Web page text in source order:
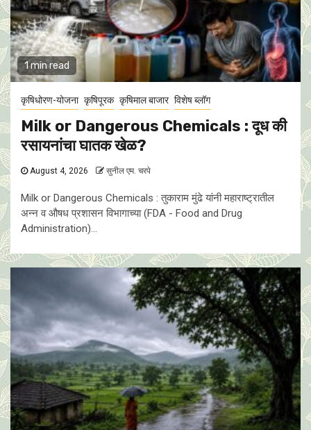
1 min read
कृषिधोरण-योजना कृषिपूरक कृषिमाल बाजार विशेष ब्लॉग
Milk or Dangerous Chemicals : दूध की
रसायनांचा घातक खेळ?
August 4, 2026 सुनील एम. चरपे
Milk or Dangerous Chemicals : तुकाराम मुंढे यांनी महाराष्ट्रातील
अन्न व औषध प्रशासन विभागाच्या (FDA - Food and Drug
Administration)...